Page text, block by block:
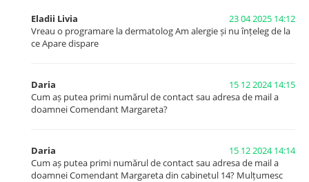
Eladii Livia
23 04 2025 14:12
Vreau o programare la dermatolog Am alergie și nu înțeleg de la
ce Apare dispare
Daria
15 12 2024 14:15
Cum aș putea primi numărul de contact sau adresa de mail a
doamnei Comendant Margareta?
Daria
15 12 2024 14:14
Cum aș putea primi numărul de contact sau adresa de mail a
doamnei Comendant Margareta din cabinetul 14? Mulțumesc